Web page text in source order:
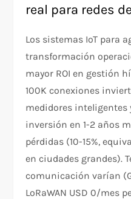
real para redes
Los sistemas IoT para
transformación
mayor ROI en gestión
100K conexiones
medidores inteligentes
inversión en 1-2 años
pérdidas (10-15%,
en ciudades grandes).
comunicación varían
LoRaWAN USD 0/mes